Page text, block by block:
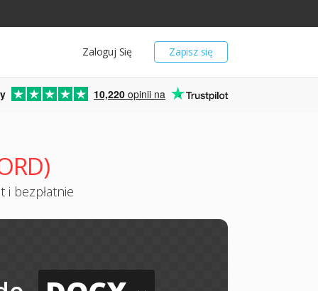
Zapisz się
Zaloguj Się
10,220 opinii na
bezpłatnie